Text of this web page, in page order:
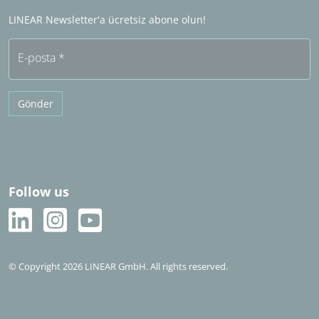
LINEAR Newsletter'a ücretsiz abone olun!
E-posta *
Gönder
Follow us
© Copyright 2026 LINEAR GmbH. All rights reserved.